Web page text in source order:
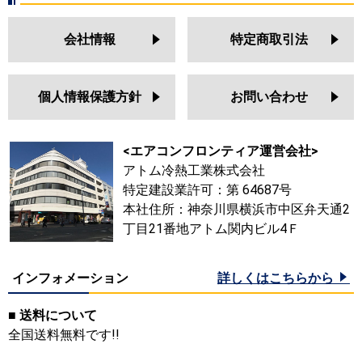
会社情報 特定商取引法
個人情報保護方針 お問い合わせ
<エアコンフロンティア運営会社>
アトム冷熱工業株式会社
特定建設業許可：第 64687号
本社住所：神奈川県横浜市中区弁天通2
丁目21番地アトム関内ビル4Ｆ
インフォメーション 詳しくはこちらから
■ 送料について
全国送料無料です!!